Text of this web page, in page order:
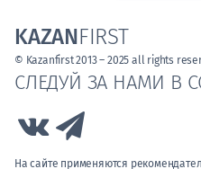
СЛЕДУЙ ЗА НАМИ В
Link to Vk
На сайте применяются
KAZANFIRST
© Kazanfirst 2013 – 2025 all rights